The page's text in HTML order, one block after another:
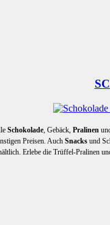
Schokolade, Gebäck, Pralinen
Preisen. Auch Snacks und
Erlebe die Trüffel-Pralinen